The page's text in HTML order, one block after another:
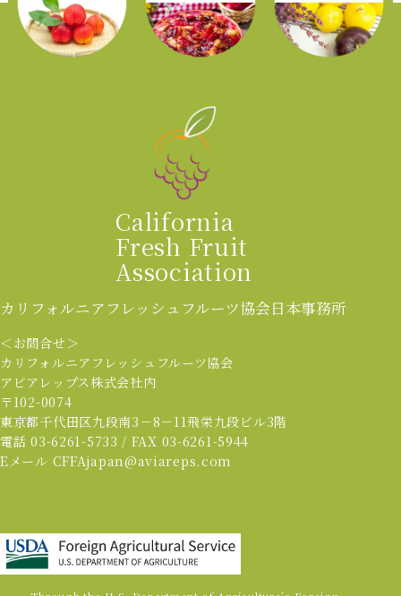
California
Fresh Fruit
Association
カリフォルニアフレッシュフルーツ協会日本事務所
＜お問合せ＞
カリフォルニアフレッシュフルーツ協会
アビアレップス株式会社内
〒102-0074
東京都千代田区九段南3－8－11飛栄九段ビル3階
電話 03-6261-5733 / FAX 03-6261-5944
Eメール CFFAjapan@aviareps.com